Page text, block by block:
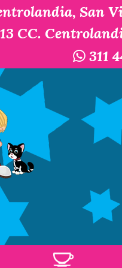
San
CC.
311